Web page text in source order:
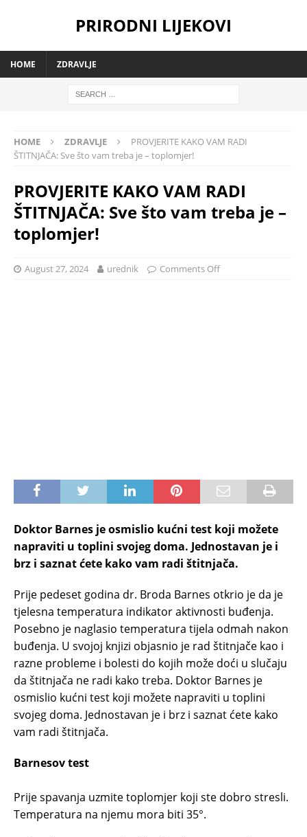
PRIRODNI LIJEKOVI
HOME ZDRAVLJE
HOME ZDRAVLJE
PROVJERITE KAKO VAM RADI
ŠTITNJAČA: Sve što vam treba je – toplomjer!
PROVJERITE KAKO VAM RADI
ŠTITNJAČA: Sve što vam treba je –
toplomjer!
August 27, 2024 urednik Comments Off
Doktor Barnes je osmislio kućni test koji možete
napraviti u toplini svojeg doma. Jednostavan je i
brz i saznat ćete kako vam radi štitnjača.
Prije pedeset godina dr. Broda Barnes otkrio je da je
tjelesna temperatura indikator aktivnosti buđenja.
Posebno je naglasio temperatura tijela odmah nakon
buđenja. U svojoj knjizi objasnio je rad štitnjače kao i
razne probleme i bolesti do kojih može doći u slučaju
da štitnjača ne radi kako treba. Doktor Barnes je
osmislio kućni test koji možete napraviti u toplini
svojeg doma. Jednostavan je i brz i saznat ćete kako
vam radi štitnjača.
Barnesov test
Prije spavanja uzmite toplomjer koji ste dobro stresli.
Temperatura na njemu mora biti 35°.